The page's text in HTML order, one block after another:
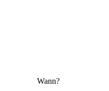
Wann?